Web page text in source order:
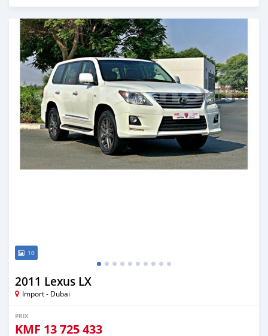
Publié il y a presque 6 ans
10
2011 Lexus LX
Import - Dubai
PRIX
KMF 13 725 433